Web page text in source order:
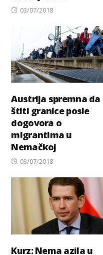
Posted
03/07/2018
Austrija spremna da
štiti granice posle
dogovora o
migrantima u
Nemačkoj
Posted
03/07/2018
Kurz: Nema azila u